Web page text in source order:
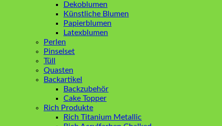
Dekoblumen
Künstliche Blumen
Papierblumen
Latexblumen
Perlen
Pinselset
Tüll
Quasten
Backartikel
Backzubehör
Cake Topper
Rich Produkte
Rich Titanium Metallic